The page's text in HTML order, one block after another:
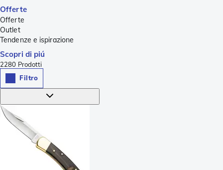
Offerte
Offerte
Outlet
Tendenze e ispirazione
Scopri di piú
2280 Prodotti
Filtro